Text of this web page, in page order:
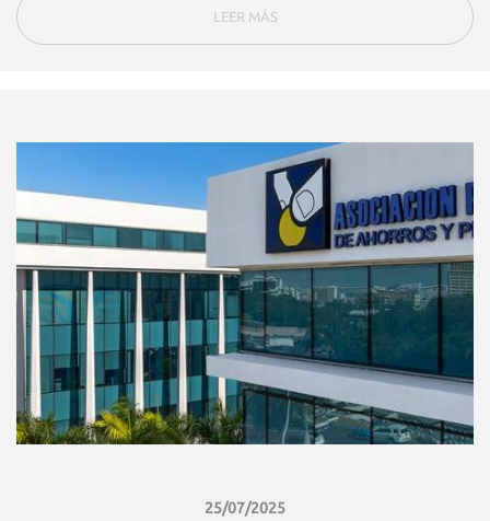
LEER MÁS
25/07/2025